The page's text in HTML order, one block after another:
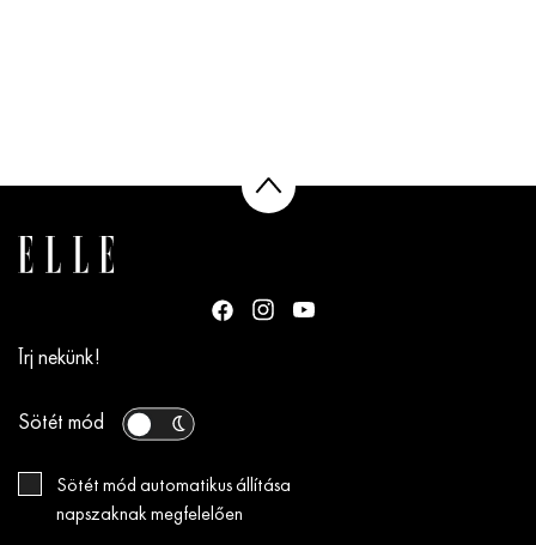
Írj nekünk!
Sötét mód
Sötét mód automatikus állítása
napszaknak megfelelően